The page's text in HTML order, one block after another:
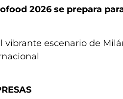
2026 se prepara
vibrante escenario de